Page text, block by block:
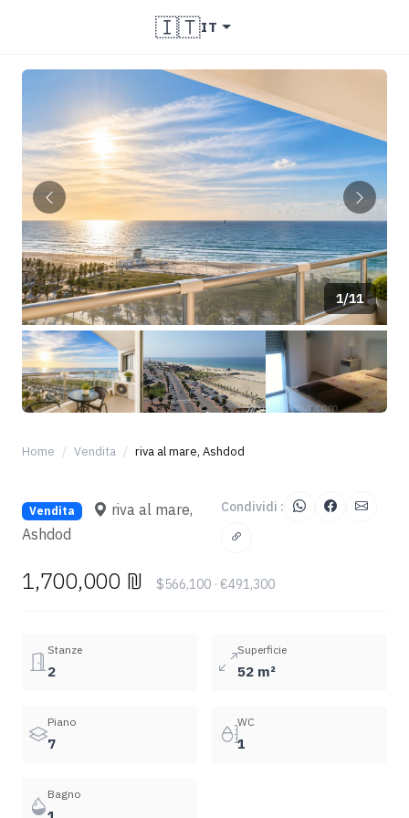
🇮🇹IT
1/11
Home Vendita riva al mare, Ashdod
Vendita
riva al mare,
Ashdod
Condividi :
1,700,000 ₪ $566,100 · €491,300
Stanze
2
Superficie
52 m²
Piano
7
WC
1
Bagno